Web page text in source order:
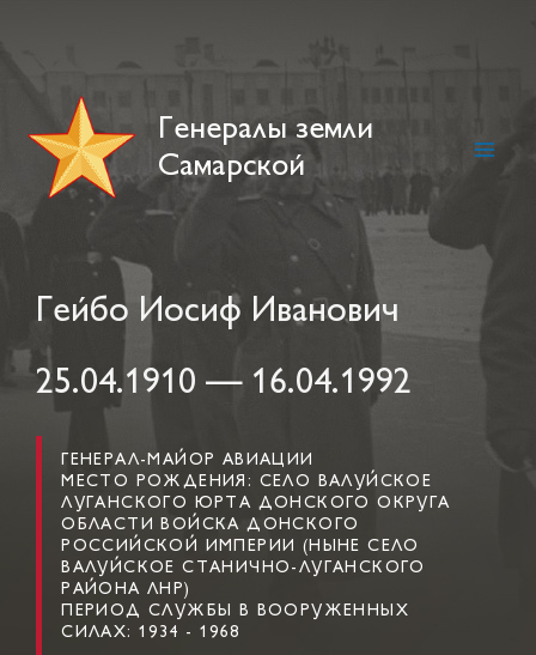
Генералы земли
Самарской
Гейбо Иосиф Иванович
25.04.1910 — 16.04.1992
ГЕНЕРАЛ-МАЙОР АВИАЦИИ
МЕСТО РОЖДЕНИЯ: СЕЛО ВАЛУЙСКОЕ
ЛУГАНСКОГО ЮРТА ДОНСКОГО ОКРУГА
ОБЛАСТИ ВОЙСКА ДОНСКОГО
РОССИЙСКОЙ ИМПЕРИИ (НЫНЕ СЕЛО
ВАЛУЙСКОЕ СТАНИЧНО-ЛУГАНСКОГО
РАЙОНА ЛНР)
ПЕРИОД СЛУЖБЫ В ВООРУЖЕННЫХ
СИЛАХ: 1934 - 1968